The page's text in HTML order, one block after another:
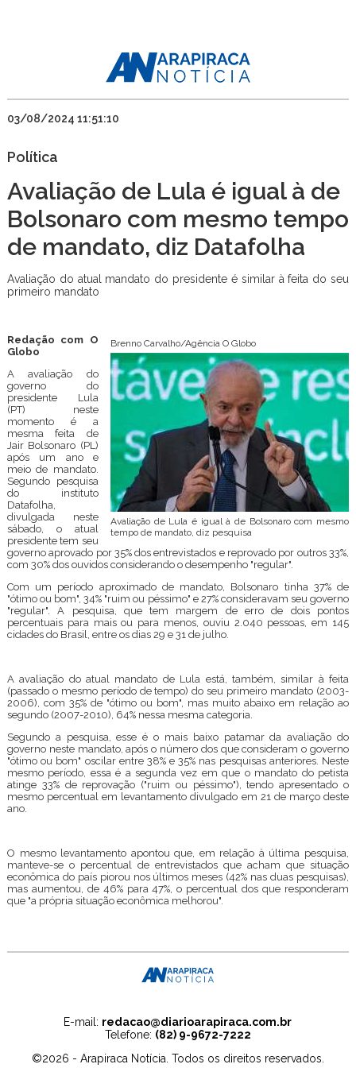
03/08/2024 11:51:10
Política
Avaliação de Lula é igual à de
Bolsonaro com mesmo tempo
de mandato, diz Datafolha
Avaliação do atual mandato do presidente é similar à feita do seu
primeiro mandato
Brenno Carvalho/Agência O Globo
Avaliação de Lula é igual à de Bolsonaro com mesmo
tempo de mandato, diz pesquisa
Redação com O
Globo
A avaliação do
governo do
presidente Lula
(PT) neste
momento é a
mesma feita de
Jair Bolsonaro (PL)
após um ano e
meio de mandato.
Segundo pesquisa
do instituto
Datafolha,
divulgada neste
sábado, o atual
presidente tem seu
governo aprovado por 35% dos entrevistados e reprovado por outros 33%,
com 30% dos ouvidos considerando o desempenho "regular".
Com um período aproximado de mandato, Bolsonaro tinha 37% de
"ótimo ou bom", 34% "ruim ou péssimo" e 27% consideravam seu governo
"regular". A pesquisa, que tem margem de erro de dois pontos
percentuais para mais ou para menos, ouviu 2.040 pessoas, em 145
cidades do Brasil, entre os dias 29 e 31 de julho.
A avaliação do atual mandato de Lula está, também, similar à feita
(passado o mesmo período de tempo) do seu primeiro mandato (2003-
2006), com 35% de "ótimo ou bom", mas muito abaixo em relação ao
segundo (2007-2010), 64% nessa mesma categoria.
Segundo a pesquisa, esse é o mais baixo patamar da avaliação do
governo neste mandato, após o número dos que consideram o governo
"ótimo ou bom" oscilar entre 38% e 35% nas pesquisas anteriores. Neste
mesmo período, essa é a segunda vez em que o mandato do petista
atinge 33% de reprovação ("ruim ou péssimo"), tendo apresentado o
mesmo percentual em levantamento divulgado em 21 de março deste
ano.
O mesmo levantamento apontou que, em relação à última pesquisa,
manteve-se o percentual de entrevistados que acham que situação
econômica do país piorou nos últimos meses (42% nas duas pesquisas),
mas aumentou, de 46% para 47%, o percentual dos que responderam
que "a própria situação econômica melhorou".
E-mail: redacao@diarioarapiraca.com.br
Telefone: (82) 9-9672-7222
©2026 - Arapiraca Notícia. Todos os direitos reservados.